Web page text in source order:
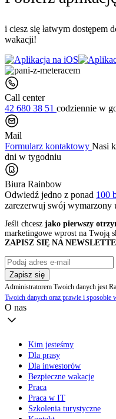
i ciesz się łatwym dostępem
wakacji!
Call center
42 680 38 51 codziennie w
Mail
Formularz kontaktowy Nasi
dni w tygodniu
Biura Rainbow
Odwiedź jedno z ponad 100
zarezerwuj swój wymarzony
Jeśli chcesz jako pierwszy
marketingowe wprost na Twoją
ZAPISZ SIĘ NA
Zapisz się
Administratorem Twoich danych jest
Twoich danych oraz prawie i sposobie
O nas
Kim jesteśmy
Dla prasy
Dla inwestorów
Bezpieczne wakacje
Praca
Praca w IT
Szkolenia turystyczne